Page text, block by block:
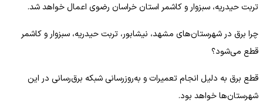
تربت حیدریه، سبزوار و کاشمر استان خراسان رضوی اعمال خواهد شد.
چرا برق در شهرستان‌های مشهد، نیشابور، تربت حیدریه، سبزوار و کاشمر
قطع می‌شود؟
قطع برق به دلیل انجام تعمیرات و به‌روزرسانی شبکه برق‌رسانی در این
شهرستان‌ها خواهد بود.